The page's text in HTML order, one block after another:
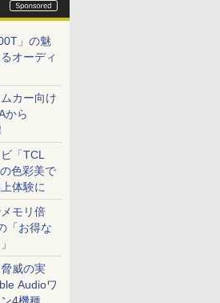
」の魅
オーディ
カー向け
から
「TCL
色彩美で
体験に
モリ倍
「お得な
威の実
Audioワ